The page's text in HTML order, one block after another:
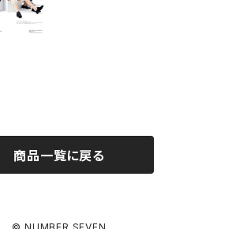
商品一覧に戻る